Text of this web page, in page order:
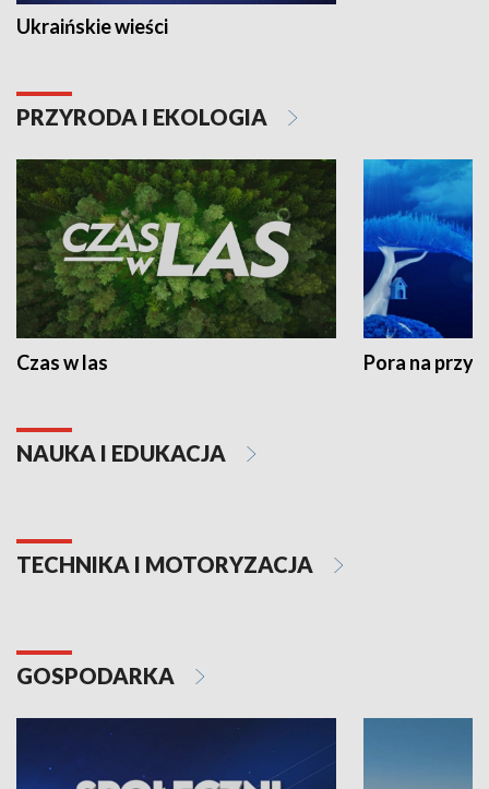
Ukraińskie wieści
PRZYRODA I EKOLOGIA
Czas w las Pora na
NAUKA I EDUKACJA
TECHNIKA I MOTORYZACJA
GOSPODARKA